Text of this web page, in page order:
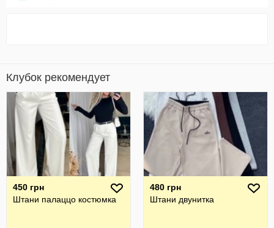
Клубок рекомендует
450 грн
Штани палаццо костюмка
480 грн
Штани двунитка